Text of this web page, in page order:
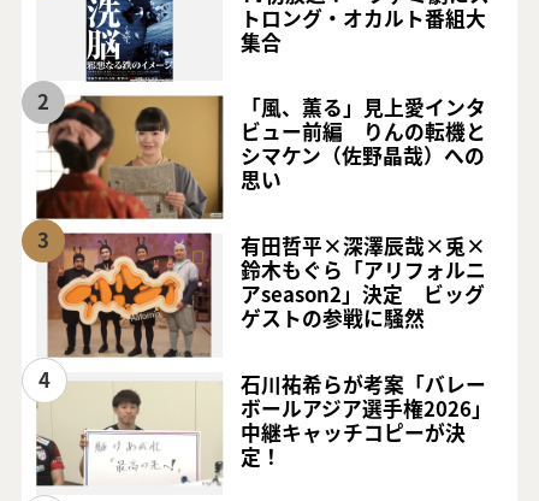
トロング・オカルト番組大
集合
2
「風、薫る」見上愛インタ
ビュー前編 りんの転機と
シマケン（佐野晶哉）への
思い
3
有田哲平×深澤辰哉×兎×
鈴木もぐら「アリフォルニ
アseason2」決定 ビッグ
ゲストの参戦に騒然
4
石川祐希らが考案「バレー
ボールアジア選手権2026」
中継キャッチコピーが決
定！